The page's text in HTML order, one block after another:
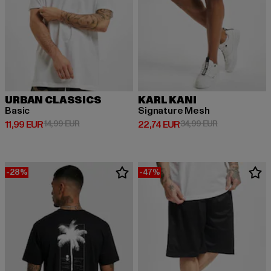
URBAN CLASSICS
Basic
11,99 EUR
Derzeitiger Preis: 11,99 EUR
14,99 EURAktionspreis: 14,99 EUR
KARL KANI
Signature Mesh
22,74 EUR
Derzeitiger Preis: 22,74 EUR
34,99 EURAktionspreis:
-28% -47%